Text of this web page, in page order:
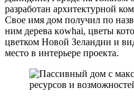
разработан архитектурной
Свое имя дом получил по
ним дерева кowhai, цветы
цветком Новой Зеландии и
место в интерьере проекта.